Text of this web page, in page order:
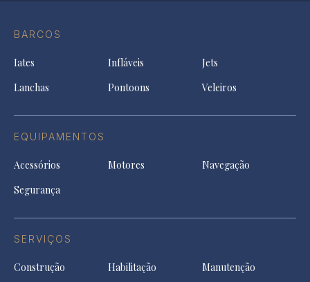
BARCOS
Iates Infláveis
Jets
Lanchas
Pontoons Veleiros
EQUIPAMENTOS
Acessórios Motores
Navegação
Segurança
SERVIÇOS
Construção Habilitação
Manutenção